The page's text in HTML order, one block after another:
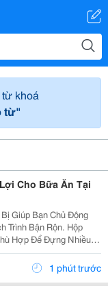
khoá
từ"
Cho Bữa Ăn Tại
Giúp Bạn Chủ Động
Trình Bận Rộn. Hộp
Hợp Để Đựng Nhiều
Đi Học, Đi Làm Hoặc
Hộp Có
1 phút trước